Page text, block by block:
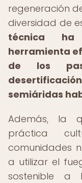
regeneración
diversidad de
técnica
herramienta
de los
semiáridas
Además, la
práctica
comunidades
a utilizar el
sostenible a